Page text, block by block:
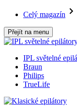
Celý magazín
Přejít na menu
IPL světelné
Braun
Philips
TrueLife